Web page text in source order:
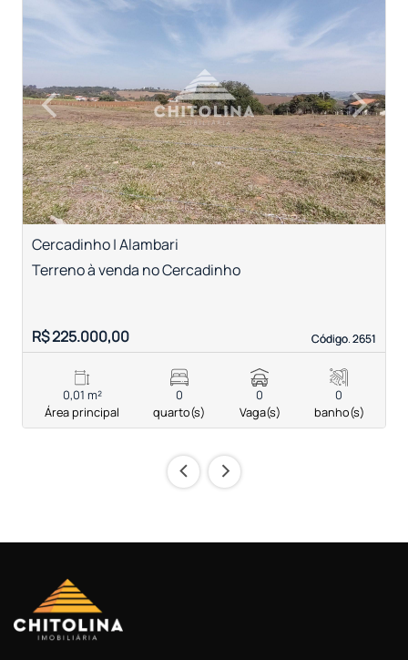
‹Previous ›
Next
Cercadinho | Alambari
Código. 2651
Código. 2651
Terreno à venda no Cercadinho
R$ 225.000,00
0,01 m²
Área principal
0
quarto(s)
0
Vaga(s)
0
banho(s)
‹ ›